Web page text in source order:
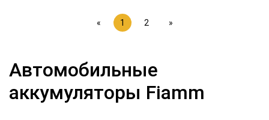
« 1 2 »
Автомобильные
аккумуляторы Fiamm